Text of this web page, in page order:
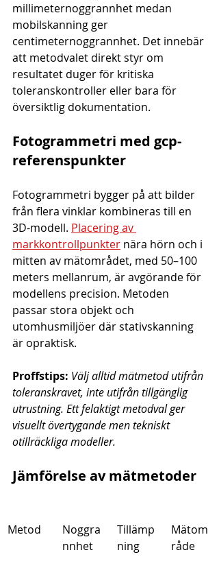
millimeternoggrannhet medan
mobilskanning ger
centimeternoggrannhet. Det innebär
att metodvalet direkt styr om
resultatet duger för kritiska
toleranskontroller eller bara för
översiktlig dokumentation.
Fotogrammetri med gcp-
referenspunkter
Fotogrammetri bygger på att bilder
från flera vinklar kombineras till en
3D-modell. Placering av
markkontrollpunkter nära hörn och i
mitten av mätområdet, med 50–100
meters mellanrum, är avgörande för
modellens precision. Metoden
passar stora objekt och
utomhusmiljöer där stativskanning
är opraktisk.
Proffstips: Välj alltid mätmetod utifrån
toleranskravet, inte utifrån tillgänglig
utrustning. Ett felaktigt metodval ger
visuellt övertygande men tekniskt
otillräckliga modeller.
Jämförelse av mätmetoder
Metod
Noggra
nnhet
Tillämp
ning
Mätom
råde